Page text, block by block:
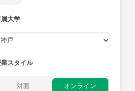
属大学
スタイル
対面 オンライン
火曜日